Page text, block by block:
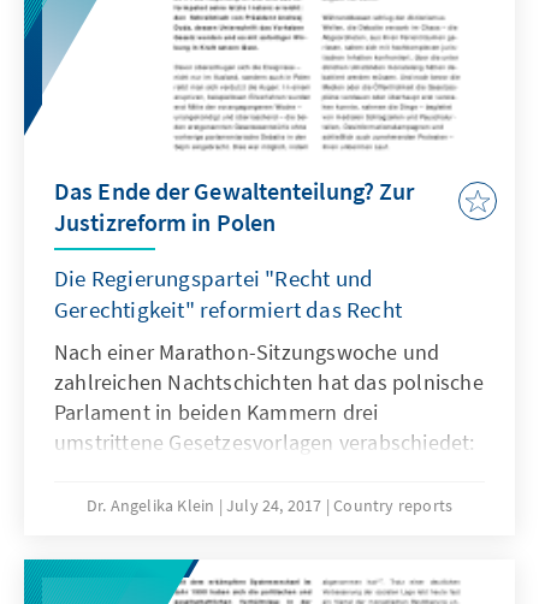
Das Ende der Gewaltenteilung? Zur
Justizreform in Polen
Die Regierungspartei "Recht und
Gerechtigkeit" reformiert das Recht
Nach einer Marathon-Sitzungswoche und
zahlreichen Nachtschichten hat das polnische
Parlament in beiden Kammern drei
umstrittene Gesetzesvorlagen verabschiedet:
ordentlichen Gerichte sowie des Obersten
Unterhaus (Sejm) am späten Donnerstag,
dem 20. Juli 2017, gab auch das Oberhaus,
Dr. Angelika Klein July 24, 2017 Country reports